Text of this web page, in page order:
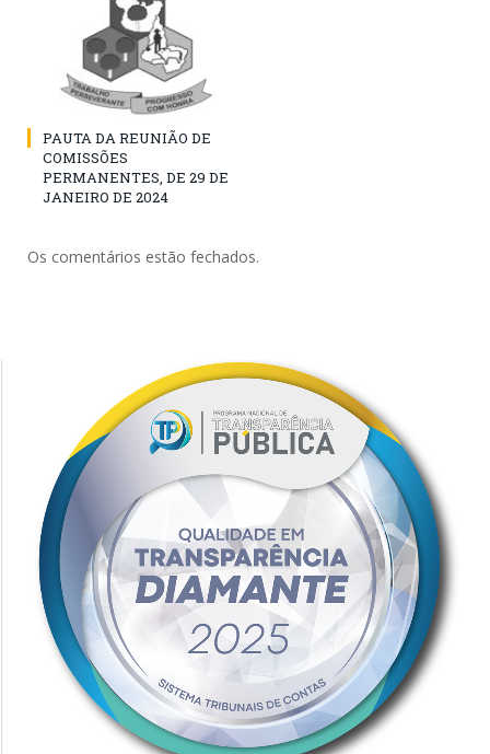
PAUTA DA REUNIÃO DE
COMISSÕES
PERMANENTES, DE 29 DE
JANEIRO DE 2024
Os comentários estão fechados.